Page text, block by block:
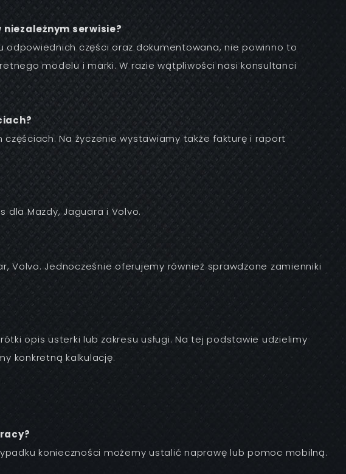
serwisie?
części oraz dokumentowana, nie powinno to
modelu i marki. W razie wątpliwości nasi konsultanci
Na życzenie wystawiamy także fakturę i raport
dla Mazdy, Jaguara i Volvo.
Volvo. Jednocześnie oferujemy również sprawdzone zamienniki
opis usterki lub zakresu usługi. Na tej podstawie udzielimy
konkretną kalkulację.
konieczności możemy ustalić naprawę lub pomoc mobilną.